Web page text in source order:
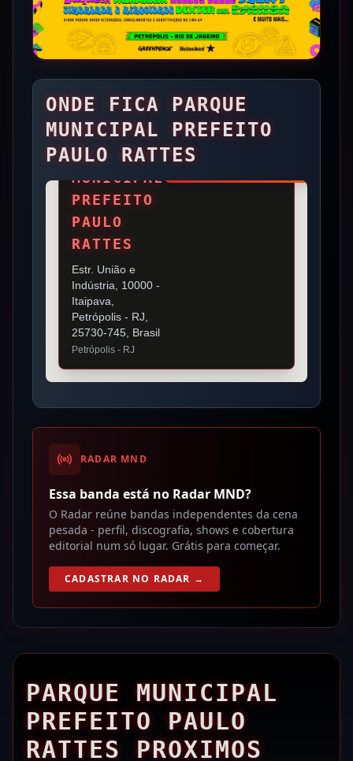
ONDE FICA PARQUE
MUNICIPAL PREFEITO
PAULO RATTES
PARQUE
MUNICIPAL
PREFEITO
PAULO
RATTES
Estr. União e
Indústria, 10000 -
Itaipava,
Petrópolis - RJ,
25730-745, Brasil
Petrópolis - RJ
VER DETALHES
RADAR MND
Essa banda está no Radar MND?
O Radar reúne bandas independentes da cena
pesada - perfil, discografia, shows e cobertura
editorial num só lugar. Grátis para começar.
CADASTRAR NO RADAR →
PARQUE MUNICIPAL
PREFEITO PAULO
RATTES PROXIMOS